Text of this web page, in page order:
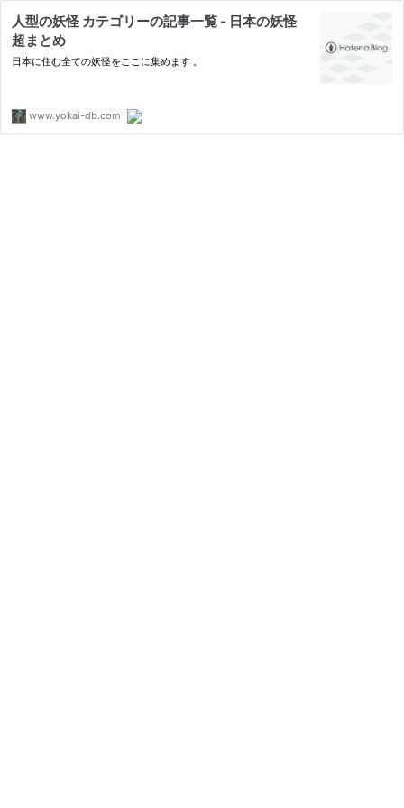
人型の妖怪 カテゴリーの記事一覧 - 日本の妖怪
超まとめ
日本に住む全ての妖怪をここに集めます 。
www.yokai-db.com